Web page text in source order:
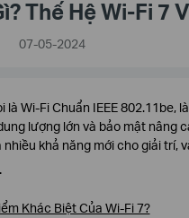
Thế Hệ Wi-Fi 7
07-05-2024
là Wi-Fi Chuẩn IEEE
lượng lớn và bảo mật nâng
khả năng mới cho giải trí,
Khác Biệt Của Wi-Fi 7?